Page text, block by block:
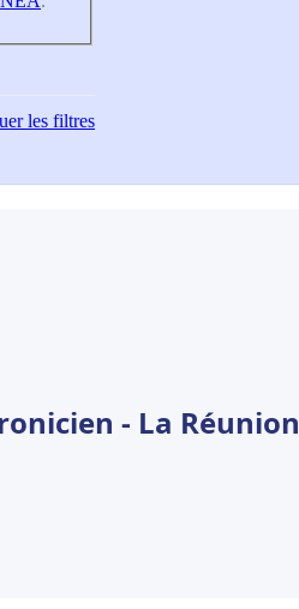
les filtres
- La Réunion